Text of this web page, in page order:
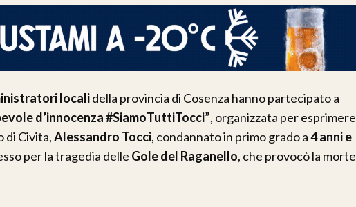
localidella provincia di Cosenza hanno partecipato a
d’innocenza #SiamoTuttiTocci”, organizzata per esprimere
di Civita,Alessandro Tocci, condannato in primo grado a4 anni e
per la tragedia delle Gole del Raganello, che provocò la morte